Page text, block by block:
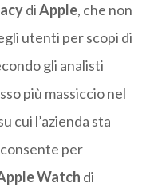
diApple, che non
utenti per scopi di
gli analisti
più massiccio nel
cui l’azienda sta
per
Watch di